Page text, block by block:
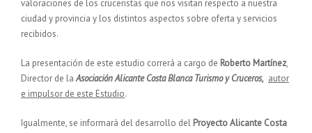
valoraciones de los cruceristas que nos visitan respecto a nuestra
ciudad y provincia y los distintos aspectos sobre oferta y servicios
recibidos.
La presentación de este estudio correrá a cargo de Roberto Martínez,
Director de la Asociación Alicante Costa Blanca Turismo y Cruceros, autor
e impulsor de este Estudio.
Igualmente, se informará del desarrollo del Proyecto Alicante Costa